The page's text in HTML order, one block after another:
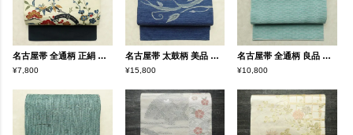
名古屋帯 全通柄 正絹 古典柄 名古屋仕立て なごや帯 リサイクル帯 帯 クリーム
¥7,800
名古屋帯 太鼓柄 美品 正絹 花柄 松葉仕立て なごや帯 リサイクル帯 帯 青・紺
¥15,800
名古屋帯 全通柄 良品 夏用 混紡 縞柄・線柄 松葉仕立て なごや帯 リサイクル帯 帯 青・紺
¥10,800